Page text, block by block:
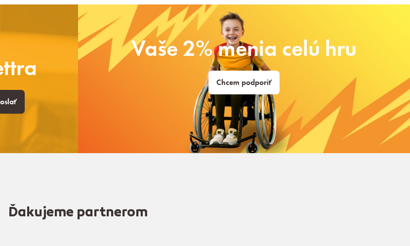
Vaše 2% menia celú hru
Chcem podporiť
Ďakujeme partnerom